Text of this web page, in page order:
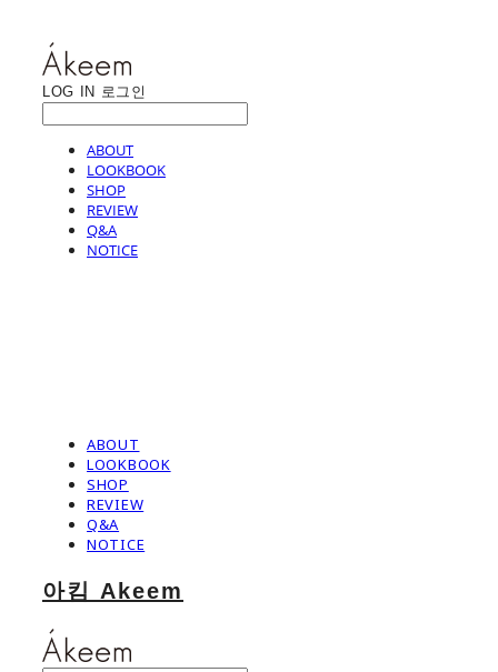
LOG IN 로그인
ABOUT
LOOKBOOK
SHOP
REVIEW
Q&A
NOTICE
ABOUT
LOOKBOOK
SHOP
REVIEW
Q&A
NOTICE
아킴 Akeem